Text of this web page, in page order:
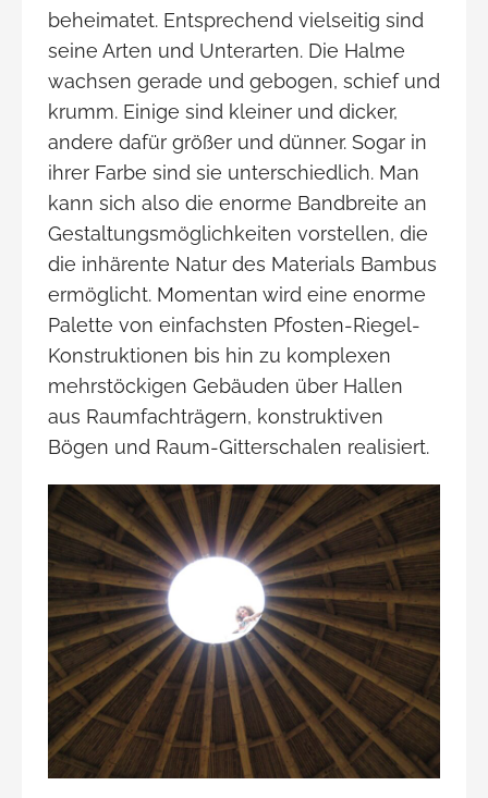
beheimatet. Entsprechend vielseitig sind
seine Arten und Unterarten. Die Halme
wachsen gerade und gebogen, schief und
krumm. Einige sind kleiner und dicker,
andere dafür größer und dünner. Sogar in
ihrer Farbe sind sie unterschiedlich. Man
kann sich also die enorme Bandbreite an
Gestaltungsmöglichkeiten vorstellen, die
die inhärente Natur des Materials Bambus
ermöglicht. Momentan wird eine enorme
Palette von einfachsten Pfosten-Riegel-
Konstruktionen bis hin zu komplexen
mehrstöckigen Gebäuden über Hallen
aus Raumfachträgern, konstruktiven
Bögen und Raum-Gitterschalen realisiert.